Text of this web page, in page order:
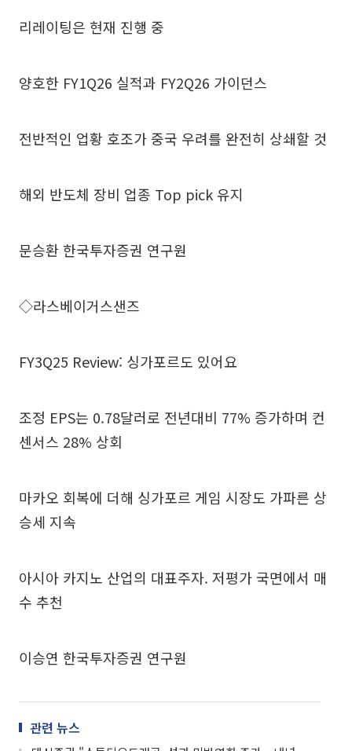
리레이팅은 현재 진행 중
양호한 FY1Q26 실적과 FY2Q26 가이던스
전반적인 업황 호조가 중국 우려를 완전히 상쇄할 것
해외 반도체 장비 업종 Top pick 유지
문승환 한국투자증권 연구원
◇라스베이거스샌즈
FY3Q25 Review: 싱가포르도 있어요
조정 EPS는 0.78달러로 전년대비 77% 증가하며 컨
센서스 28% 상회
마카오 회복에 더해 싱가포르 게임 시장도 가파른 상
승세 지속
아시아 카지노 산업의 대표주자. 저평가 국면에서 매
수 추천
이승연 한국투자증권 연구원
관련 뉴스